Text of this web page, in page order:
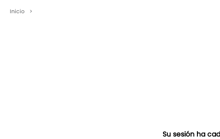
Inicio >
Su sesión ha